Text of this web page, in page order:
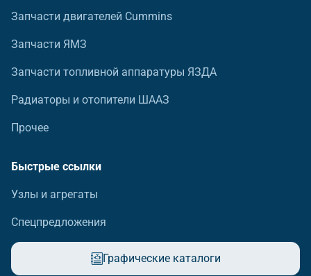
Запчасти двигателей Cummins
Запчасти ЯМЗ
Запчасти топливной аппаратуры ЯЗДА
Радиаторы и отопители ШААЗ
Прочее
Быстрые ссылки
Узлы и агрегаты
Спецпредложения
Графические каталоги